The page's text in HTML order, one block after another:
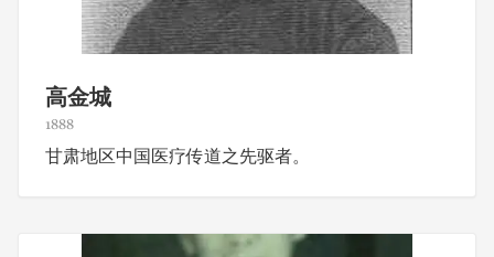
高金城
1888
甘肃地区中国医疗传道之先驱者。